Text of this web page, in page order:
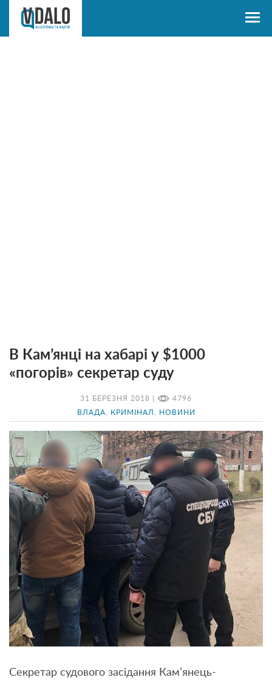
31 БЕРЕЗНЯ 2018 | 4796
ВЛАДА КРИМІНАЛ НОВИНИ
В Кам’янці на хабарі у $1000
«погорів» секретар суду
Секретар судового засідання Кам’янець-